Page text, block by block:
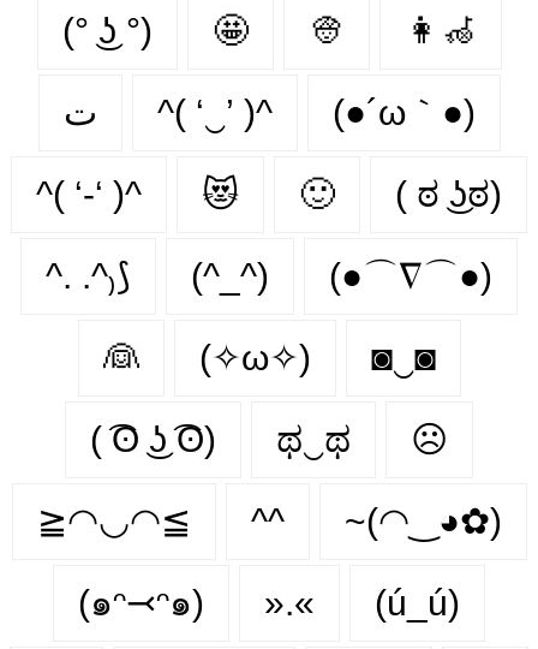
(° ͜ʖ °) 🤩 👳 👩‍🦽‍
ت ^( ‘‿’ )^ (●´ω｀●)
^( ‘-‘ )^ 😻 🙂‍ ( ಠ ͜ʖಠ)
^. .^₎⟆ (^_^) (●⌒∇⌒●)
👰‍ (✧ω✧) ◙‿◙
( ͡ʘ ͜ʖ ͡ʘ) ಥ‿ಥ ☹️
≧◠◡◠≦ ^^ ~(◠‿◕✿)
(๑ᵔ⤙ᵔ๑) ».« (ú_ú)